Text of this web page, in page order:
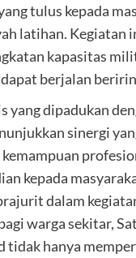
tulus kepada
latihan. Kegiatan
kapasitas
berjalan
yang dipadukan
sinergi
kepada
dalam
warga sekitar,
tidak hanya